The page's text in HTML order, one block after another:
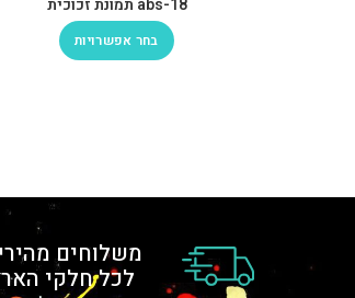
abs-18 תמונת זכוכית
בחר אפשרויות
משלוחים
לכל חלקי